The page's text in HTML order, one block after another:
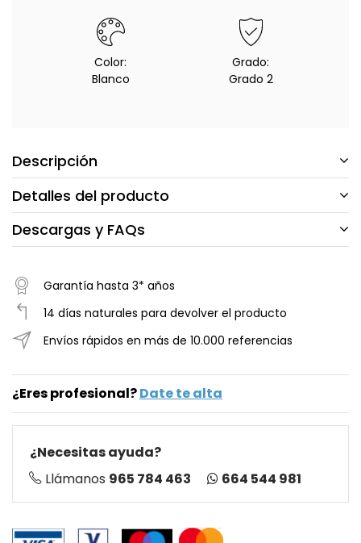
Color:
Blanco
Grado:
Grado 2
Descripción
Detalles del producto
Descargas y FAQs
Garantía hasta 3* años
14 días naturales para devolver el producto
Envíos rápidos en más de 10.000 referencias
¿Eres profesional?Date te alta
¿Necesitas ayuda?
Llámanos 965 784 463 664 544 981